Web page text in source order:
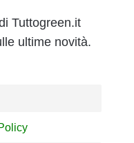
Tuttogreen.it
ultime novità.